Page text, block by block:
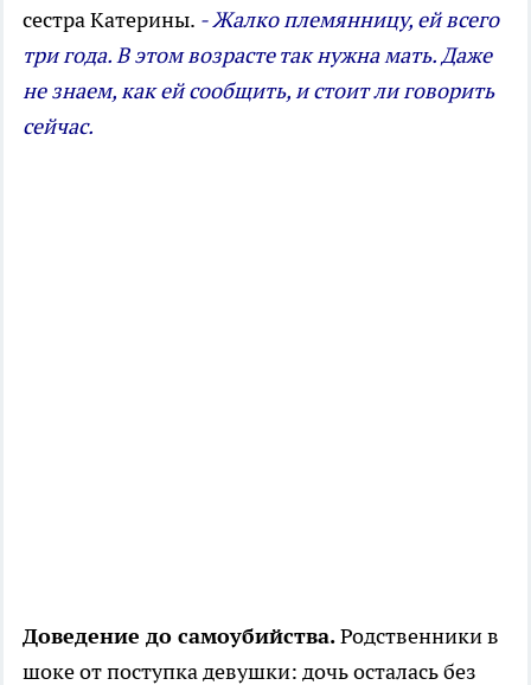
сестра Катерины. - Жалко племянницу, ей всего
три года. В этом возрасте так нужна мать. Даже
не знаем, как ей сообщить, и стоит ли говорить
сейчас.
Доведение до самоубийства.Родственники в
шоке от поступка девушки: дочь осталась без